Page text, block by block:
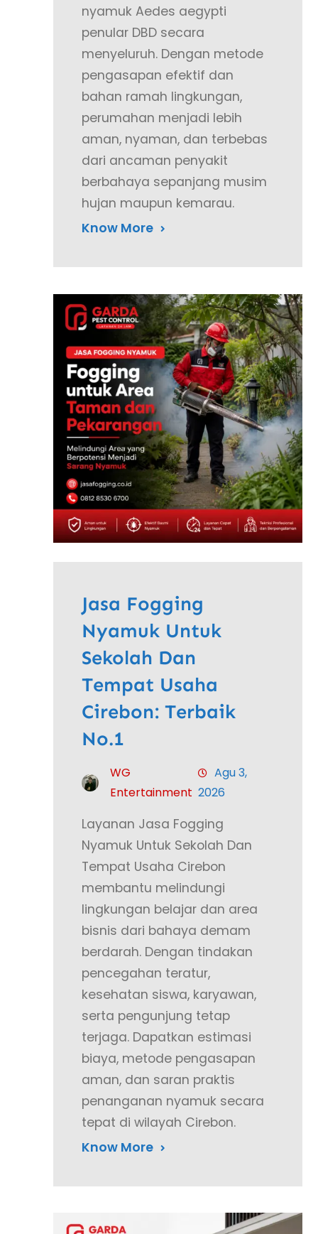
nyamuk Aedes aegypti
penular DBD secara
menyeluruh. Dengan metode
pengasapan efektif dan
bahan ramah lingkungan,
perumahan menjadi lebih
aman, nyaman, dan terbebas
dari ancaman penyakit
berbahaya sepanjang musim
hujan maupun kemarau.
Know More
Jasa Fogging
Nyamuk Untuk
Sekolah Dan
Tempat Usaha
Cirebon: Terbaik
No.1
WG
Entertainment
Agu 3,
2026
Layanan Jasa Fogging
Nyamuk Untuk Sekolah Dan
Tempat Usaha Cirebon
membantu melindungi
lingkungan belajar dan area
bisnis dari bahaya demam
berdarah. Dengan tindakan
pencegahan teratur,
kesehatan siswa, karyawan,
serta pengunjung tetap
terjaga. Dapatkan estimasi
biaya, metode pengasapan
aman, dan saran praktis
penanganan nyamuk secara
tepat di wilayah Cirebon.
Know More